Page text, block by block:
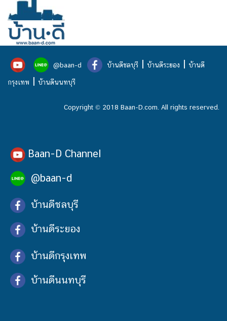
@baan-d บ้านดีชลบุรี | บ้านดีระยอง | บ้านดี
กรุงเทพ | บ้านดีนนทบุรี
Copyright © 2018 Baan-D.com. All rights reserved.
Baan-D Channel
@baan-d
บ้านดีชลบุรี
บ้านดีระยอง
บ้านดีกรุงเทพ
บ้านดีนนทบุรี